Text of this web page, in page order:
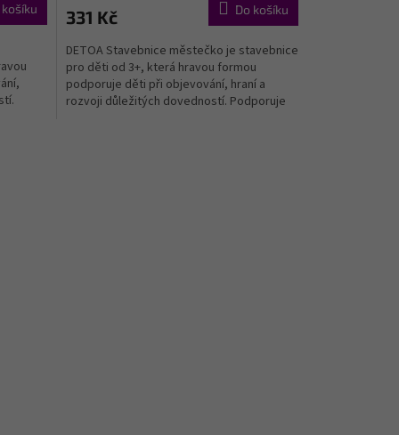
331 Kč Do košíku
DETOA Stavebnice městečko je stavebnice
pro děti od 3+, která hravou formou
podporuje děti při objevování, hraní a
rozvoji důležitých dovedností. Podporuje